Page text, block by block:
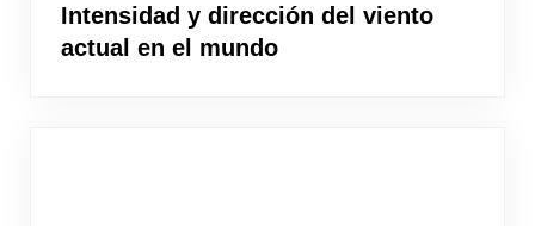
Intensidad y dirección del viento
actual en el mundo